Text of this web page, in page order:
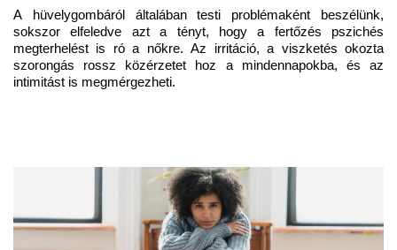
A hüvelygombáról általában testi problémaként beszélünk,
sokszor elfeledve azt a tényt, hogy a fertőzés pszichés
megterhelést is ró a nőkre. Az irritáció, a viszketés okozta
szorongás rossz közérzetet hoz a mindennapokba, és az
intimitást is megmérgezheti.